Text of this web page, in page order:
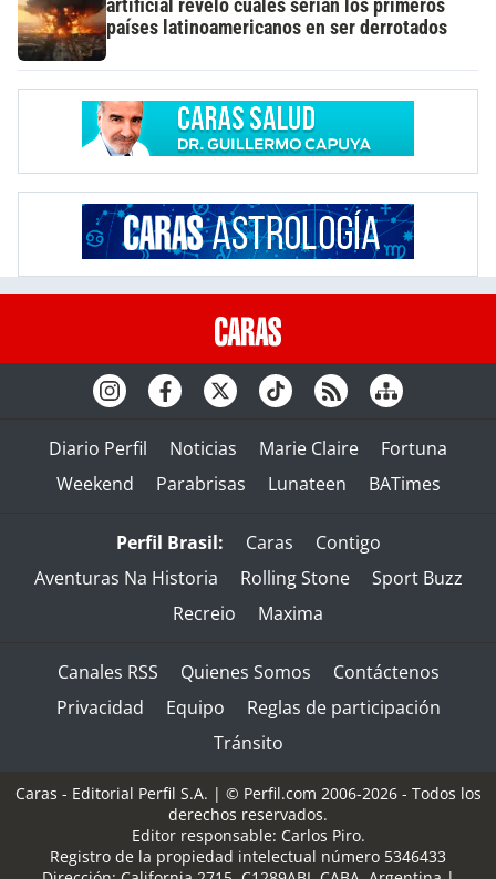
artificial reveló cuáles serían los primeros
países latinoamericanos en ser derrotados
Diario Perfil Noticias Marie Claire
Fortuna
Weekend
Parabrisas Lunateen BATimes
Perfil Brasil: Caras
Contigo
Aventuras Na Historia
Rolling Stone
Sport Buzz
Recreio
Maxima
Canales RSS Quienes Somos
Contáctenos
Privacidad
Equipo
Reglas de participación
Tránsito
Caras - Editorial Perfil S.A. | © Perfil.com 2006-2026 - Todos los
derechos reservados.
Editor responsable: Carlos Piro.
Registro de la propiedad intelectual número 5346433